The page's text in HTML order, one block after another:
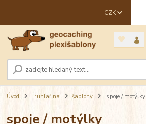
CZK
Úvod Truhlařina šablony spoje / motýlky
spoje / motýlky